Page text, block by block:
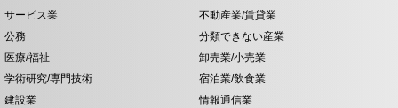
サービス業
不動産業/賃貸業
公務
分類できない産業
医療/福祉
卸売業/小売業
学術研究/専門技術
宿泊業/飲食業
建設業
情報通信業